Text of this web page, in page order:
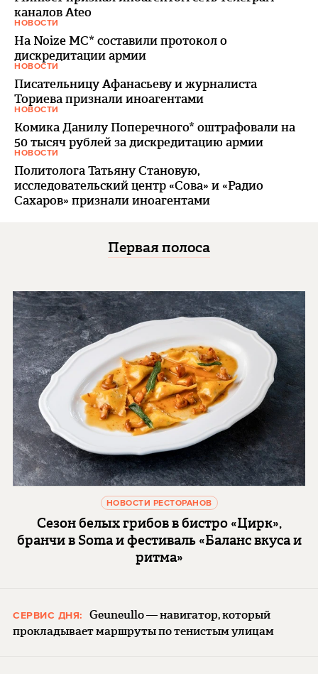
каналов Ateo
НОВОСТИ
На Noize MC* составили протокол о
дискредитации армии
НОВОСТИ
Писательницу Афанасьеву и журналиста
Ториева признали иноагентами
НОВОСТИ
Комика Данилу Поперечного* оштрафовали на
50 тысяч рублей за дискредитацию армии
НОВОСТИ
Политолога Татьяну Становую,
исследовательский центр «Сова» и «Радио
Сахаров» признали иноагентами
Первая полоса
НОВОСТИ РЕСТОРАНОВ
Сезон белых грибов в бистро «Цирк»,
бранчи в Soma и фестиваль «Баланс вкуса и
ритма»
СЕРВИС ДНЯ:
Geuneullo — навигатор, который
прокладывает маршруты по тенистым улицам